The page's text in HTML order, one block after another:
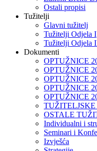
Ostali propisi
Tužitelji
Glavni tužitelj
Tužitelji Odjela I
Tužitelji Odjela
Dokumenti
OPTUŽNICE
OPTUŽNICE
OPTUŽNICE
OPTUŽNICE
OPTUŽNICE
OSTALE
Individualni i
Seminari i
Izvješća